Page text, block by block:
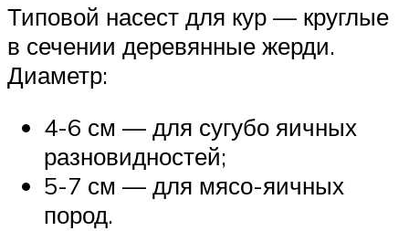
Типовой насест для кур — круглые
в сечении деревянные жерди.
Диаметр:
4-6 см — для сугубо яичных
разновидностей;
5-7 см — для мясо-яичных
пород.